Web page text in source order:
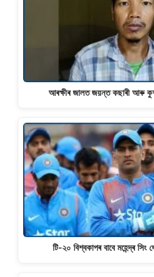
আৰক্ষীৰ জালত জয়ন্ত কছাৰী আৰু
টি-২০ বিশ্বকাপৰ বাবে মহেন্দ্ৰ